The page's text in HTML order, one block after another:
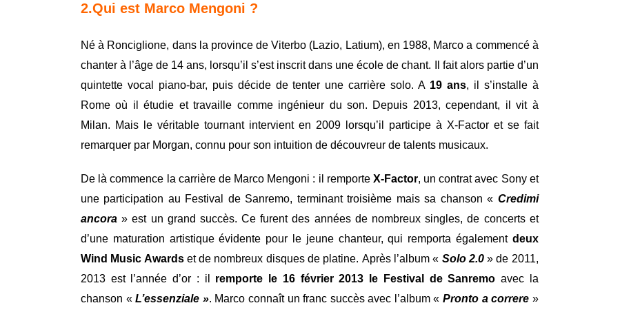
2.Qui est Marco Mengoni ?
Né à Ronciglione, dans la province de Viterbo (Lazio, Latium), en 1988, Marco a commencé à
chanter à l’âge de 14 ans, lorsqu’il s’est inscrit dans une école de chant. Il fait alors partie d’un
quintette vocal piano-bar, puis décide de tenter une carrière solo. A 19 ans, il s’installe à
Rome où il étudie et travaille comme ingénieur du son. Depuis 2013, cependant, il vit à
Milan. Mais le véritable tournant intervient en 2009 lorsqu’il participe à X-Factor et se fait
remarquer par Morgan, connu pour son intuition de découvreur de talents musicaux.
De là commence la carrière de Marco Mengoni : il remporte X-Factor, un contrat avec Sony et
une participation au Festival de Sanremo, terminant troisième mais sa chanson « Credimi
ancora » est un grand succès. Ce furent des années de nombreux singles, de concerts et
d’une maturation artistique évidente pour le jeune chanteur, qui remporta également deux
Wind Music Awardset de nombreux disques de platine. Après l’album « Solo 2.0» de 2011,
2013 est l’année d’or : il remporte le 16 février 2013 le Festival deSanremo avec la
chanson «L’essenziale ». Marco connaît un franc succès avec l’album « Pronto a correre »